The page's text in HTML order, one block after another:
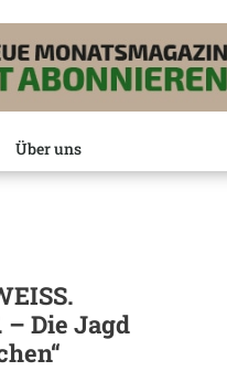
Über uns
– Die Jagd